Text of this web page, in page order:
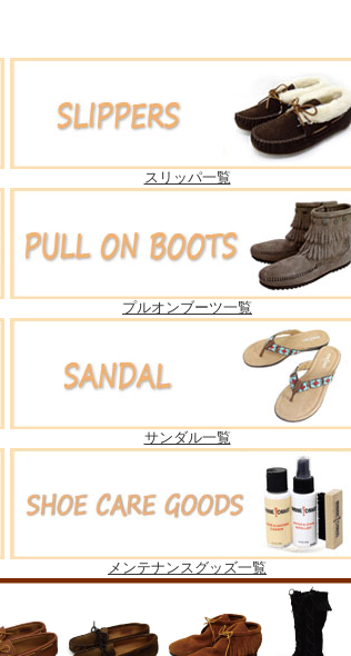
スリッパ一覧
プルオンブーツ一覧
サンダル一覧
メンテナンスグッズ一覧